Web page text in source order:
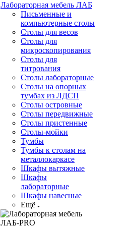
Лабораторная мебель ЛАБ
Письменные и
компьютерные столы
Столы для весов
Столы для
микроскопирования
Столы для
титрования
Столы лабораторные
Столы на опорных
тумбах из ЛДСП
Столы островные
Столы передвижные
Столы пристенные
Столы-мойки
Тумбы
Тумбы к столам на
металлокаркасе
Шкафы вытяжные
Шкафы
лабораторные
Шкафы навесные
Ещё